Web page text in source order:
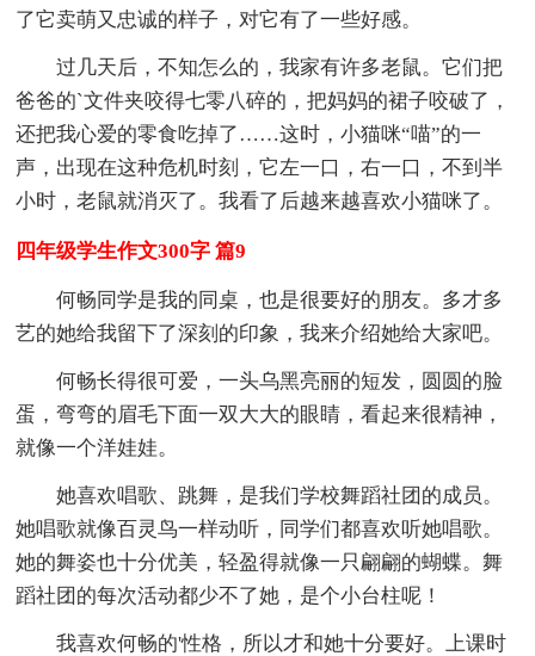
了它卖萌又忠诚的样子，对它有了一些好感。
过几天后，不知怎么的，我家有许多老鼠。它们把
爸爸的`文件夹咬得七零八碎的，把妈妈的裙子咬破了，
还把我心爱的零食吃掉了……这时，小猫咪“喵”的一
声，出现在这种危机时刻，它左一口，右一口，不到半
小时，老鼠就消灭了。我看了后越来越喜欢小猫咪了。
四年级学生作文300字 篇9
何畅同学是我的同桌，也是很要好的朋友。多才多
艺的她给我留下了深刻的印象，我来介绍她给大家吧。
何畅长得很可爱，一头乌黑亮丽的短发，圆圆的脸
蛋，弯弯的眉毛下面一双大大的眼睛，看起来很精神，
就像一个洋娃娃。
她喜欢唱歌、跳舞，是我们学校舞蹈社团的成员。
她唱歌就像百灵鸟一样动听，同学们都喜欢听她唱歌。
她的舞姿也十分优美，轻盈得就像一只翩翩的蝴蝶。舞
蹈社团的每次活动都少不了她，是个小台柱呢！
我喜欢何畅的'性格，所以才和她十分要好。上课时